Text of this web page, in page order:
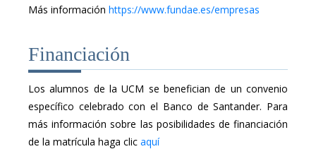
Más información https://www.fundae.es/empresas
Financiación
Los alumnos de la UCM se benefician de un convenio
específico celebrado con el Banco de Santander. Para
más información sobre las posibilidades de financiación
de la matrícula haga clic aquí